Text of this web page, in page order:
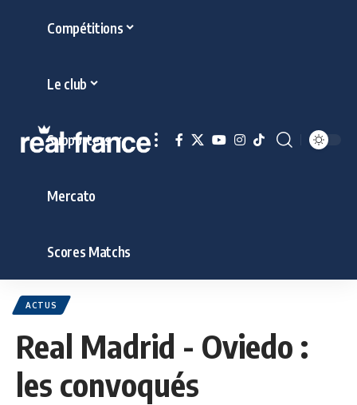
Compétitions
Le club
Supporters
Mercato
Scores Matchs
ACTUS
Real Madrid - Oviedo :
les convoqués